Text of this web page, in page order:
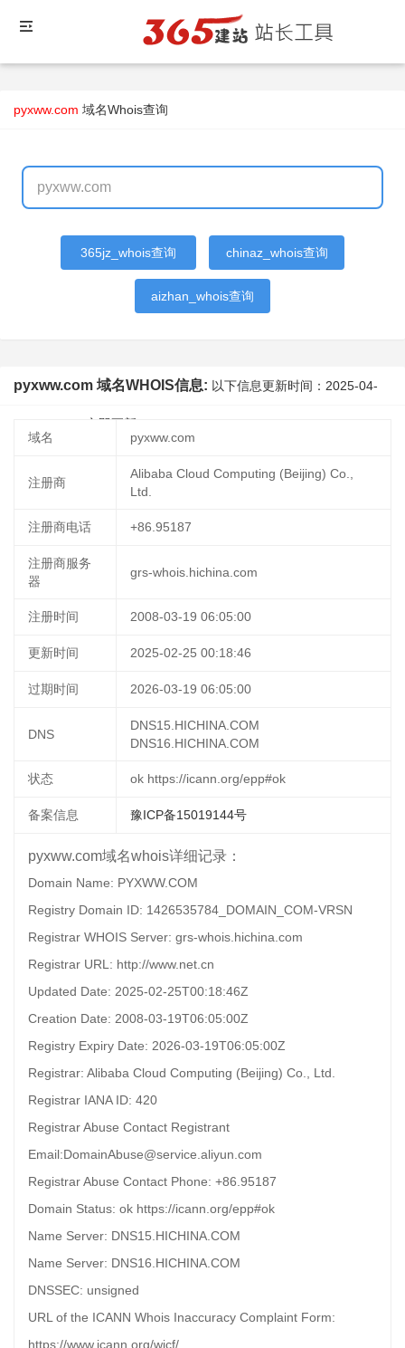
pyxww.com 域名Whois查询
365jz_whois查询 chinaz_whois查询
aizhan_whois查询
pyxww.com 域名WHOIS信息: 以下信息更新时间： 2025-04-
立即更新
域名
pyxww.com
注册商
Alibaba Cloud Computing (Beijing) Co.,
Ltd.
注册商电话 +86.95187
注册商服务
器
grs-whois.hichina.com
注册时间 2008-03-19 06:05:00
更新时间 2025-02-25 00:18:46
过期时间 2026-03-19 06:05:00
DNS
DNS15.HICHINA.COM
DNS16.HICHINA.COM
状态 ok https://icann.org/epp#ok
备案信息 豫ICP备15019144号
pyxww.com域名whois详细记录：
Domain Name: PYXWW.COM
Registry Domain ID: 1426535784_DOMAIN_COM-VRSN
Registrar WHOIS Server: grs-whois.hichina.com
Registrar URL: http://www.net.cn
Updated Date: 2025-02-25T00:18:46Z
Creation Date: 2008-03-19T06:05:00Z
Registry Expiry Date: 2026-03-19T06:05:00Z
Registrar: Alibaba Cloud Computing (Beijing) Co., Ltd.
Registrar IANA ID: 420
Registrar Abuse Contact Registrant
Email:DomainAbuse@service.aliyun.com
Registrar Abuse Contact Phone: +86.95187
Domain Status: ok https://icann.org/epp#ok
Name Server: DNS15.HICHINA.COM
Name Server: DNS16.HICHINA.COM
DNSSEC: unsigned
URL of the ICANN Whois Inaccuracy Complaint Form:
https://www.icann.org/wicf/